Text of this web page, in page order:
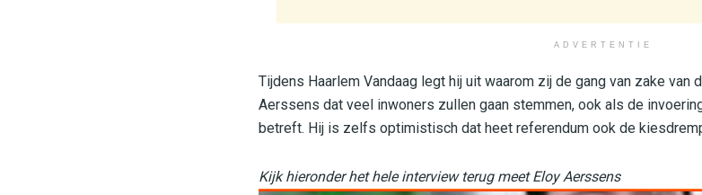
ADVERTENTIE
Tijdens Haarlem Vandaag legt hij uit waarom zij de gang van zake van
Aerssens dat veel inwoners zullen gaan stemmen, ook als de
betreft. Hij is zelfs optimistisch dat heet referendum ook de
Kijk hieronder het hele interview terug meet Eloy Aerssens